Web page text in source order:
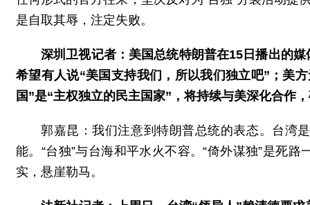
是自取其辱，注定失败。
深圳卫视记者：美国总统特朗普在15日播出的
希望有人说“美国支持我们，所以我们独立吧”；美
国”是“主权独立的民主国家”，将持续与美深化合作
郭嘉昆：我们注意到特朗普总统的表态。台湾
能。“台独”与台海和平水火不容。“倚外谋独”是死
实，悬崖勒马。